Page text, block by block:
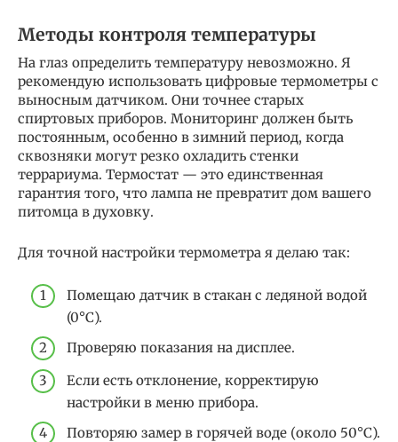
Методы контроля температуры
На глаз определить температуру невозможно. Я
рекомендую использовать цифровые термометры с
выносным датчиком. Они точнее старых
спиртовых приборов. Мониторинг должен быть
постоянным, особенно в зимний период, когда
сквозняки могут резко охладить стенки
террариума. Термостат — это единственная
гарантия того, что лампа не превратит дом вашего
питомца в духовку.
Для точной настройки термометра я делаю так:
Помещаю датчик в стакан с ледяной водой
(0°C).
Проверяю показания на дисплее.
Если есть отклонение, корректирую
настройки в меню прибора.
Повторяю замер в горячей воде (около 50°C).